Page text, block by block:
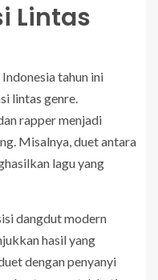
Lintas
tahun ini
lintas genre.
rapper menjadi
Misalnya, duet antara
lagu yang
dangdut modern
hasil yang
dengan penyanyi